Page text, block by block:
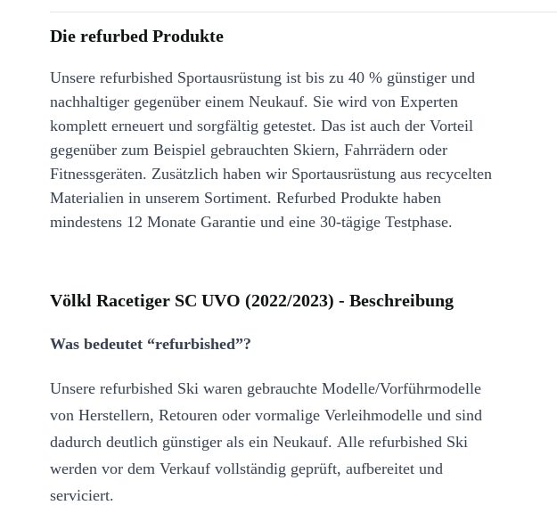
Die refurbed Produkte
Unsere refurbished Sportausrüstung ist bis zu 40 % günstiger und
nachhaltiger gegenüber einem Neukauf. Sie wird von Experten
komplett erneuert und sorgfältig getestet. Das ist auch der Vorteil
gegenüber zum Beispiel gebrauchten Skiern, Fahrrädern oder
Fitnessgeräten. Zusätzlich haben wir Sportausrüstung aus recycelten
Materialien in unserem Sortiment. Refurbed Produkte haben
mindestens 12 Monate Garantie und eine 30-tägige Testphase.
Völkl Racetiger SC UVO (2022/2023) - Beschreibung
Was bedeutet “refurbished”?
Unsere refurbished Ski waren gebrauchte Modelle/Vorführmodelle
von Herstellern, Retouren oder vormalige Verleihmodelle und sind
dadurch deutlich günstiger als ein Neukauf. Alle refurbished Ski
werden vor dem Verkauf vollständig geprüft, aufbereitet und
serviciert.